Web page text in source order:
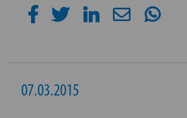
07.03.2015